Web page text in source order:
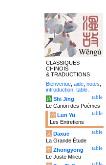
CLASSIQUES
CHINOIS
& TRADUCTIONS
Bienvenue aide notes
introduction table
table
诗 Shi Jing
Le Canon des Poèmes
table
论 Lun Yu
Les Entretiens
table
大 Daxue
La Grande Étude
table
中 Zhongyong
Le Juste Milieu